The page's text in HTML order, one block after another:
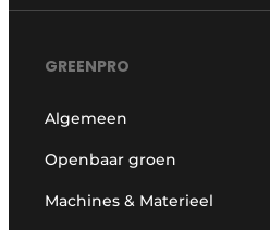
GREENPRO
Algemeen
Openbaar groen
Machines & Materieel